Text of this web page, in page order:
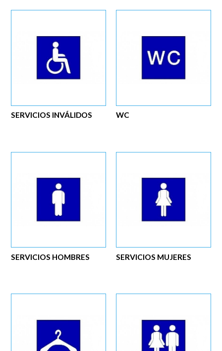
WC
SERVICIOS INVÁLIDOS
SERVICIOS MUJERES
SERVICIOS HOMBRES